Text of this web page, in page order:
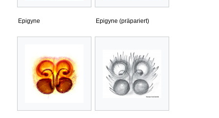
Epigyne Epigyne (präpariert)